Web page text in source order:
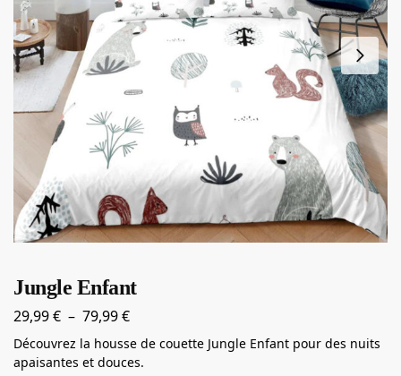
Jungle Enfant
29,99€ – 79,99€
Découvrez la housse de couette Jungle Enfant pour des nuits
apaisantes et douces.